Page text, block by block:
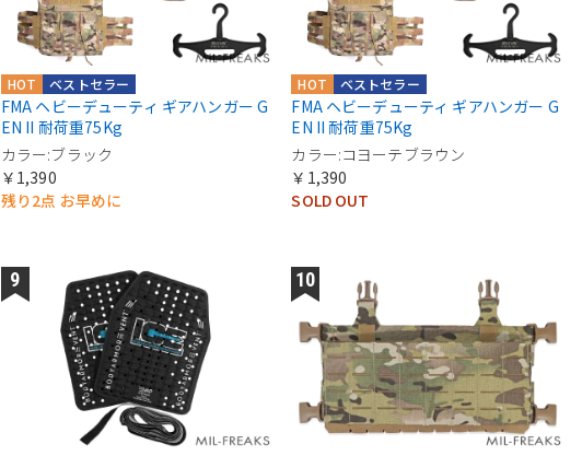
ベストセラー
HOT
FMA ヘビーデューティ ギアハンガー G
EN II 耐荷重75Kg
カラー:ブラック
￥1,390
残り2点 お早めに
ベストセラー
HOT
FMA ヘビーデューティ ギアハンガー G
EN II 耐荷重75Kg
カラー:コヨーテブラウン
￥1,390
SOLD OUT